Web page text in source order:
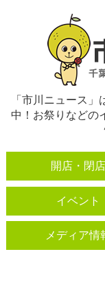
「市川ニュース
中！お祭りなどの
開店・閉店
イベント
メディア情